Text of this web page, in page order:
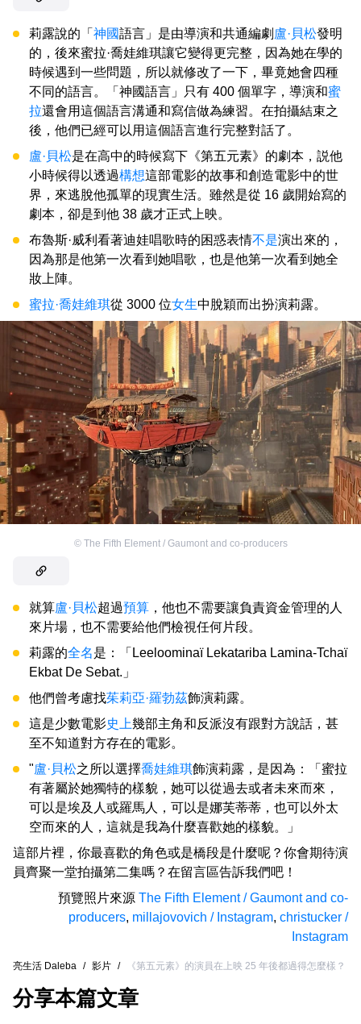
莉露說的「 神國語言」是由導演和共通編劇 盧·貝松發明
的，後來蜜拉·喬娃維琪讓它變得更完整，因為她在學的
時候遇到一些問題，所以就修改了一下，畢竟她會四種
不同的語言。「神國語言」只有 400 個單字，導演和蜜
拉還會用這個語言溝通和寫信做為練習。在拍攝結束之
後，他們已經可以用這個語言進行完整對話了。
盧·貝松是在高中的時候寫下《第五元素》的劇本，説他
小時候得以透過構想這部電影的故事和創造電影中的世
界，來逃脫他孤單的現實生活。雖然是從 16 歲開始寫的
劇本，卻是到他 38 歲才正式上映。
布魯斯·威利看著迪娃唱歌時的困惑表情不是演出來的，
因為那是他第一次看到她唱歌，也是他第一次看到她全
妝上陣。
蜜拉·喬娃維琪從 3000 位女生中脫穎而出扮演莉露。
© The Fifth Element / Gaumont and co-producers
就算盧·貝松超過預算 ，他也不需要讓負責資金管理的人
來片場，也不需要給他們檢視任何片段。
莉露的全名是：「Leeloominaï Lekatariba Lamina-Tchaï
Ekbat De Sebat.」
他們曾考慮找茱莉亞·羅勃茲飾演莉露。
這是少數電影史上幾部主角和反派沒有跟對方說話，甚
至不知道對方存在的電影。
"盧·貝松之所以選擇喬娃維琪飾演莉露，是因為：「蜜拉
有著屬於她獨特的樣貌，她可以從過去或者未來而來，
可以是埃及人或羅馬人，可以是娜芙蒂蒂，也可以外太
空而來的人，這就是我為什麼喜歡她的樣貌。」
這部片裡，你最喜歡的角色或是橋段是什麼呢？你會期待演
員齊聚一堂拍攝第二集嗎？在留言區告訴我們吧！
預覽照片來源 The Fifth Element / Gaumont and co-
producers, millajovovich / Instagram, christucker /
Instagram
亮生活 Daleba / 影片 / 《第五元素》的演員在上映 25 年後都過得怎麼樣？
分享本篇文章